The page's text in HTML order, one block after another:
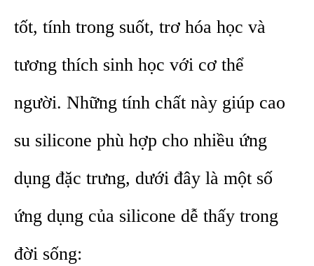
tốt, tính trong suốt, trơ hóa học và
tương thích sinh học với cơ thể
người. Những tính chất này giúp cao
su silicone phù hợp cho nhiều ứng
dụng đặc trưng, dưới đây là một số
ứng dụng của silicone dễ thấy trong
đời sống: